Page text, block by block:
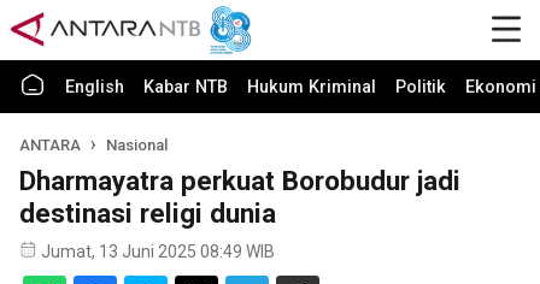
English Kabar NTB Hukum Kriminal Politik
ANTARA Nasional
Dharmayatra perkuat Borobudur jadi
destinasi religi dunia
Jumat, 13 Juni 2025 08:49 WIB